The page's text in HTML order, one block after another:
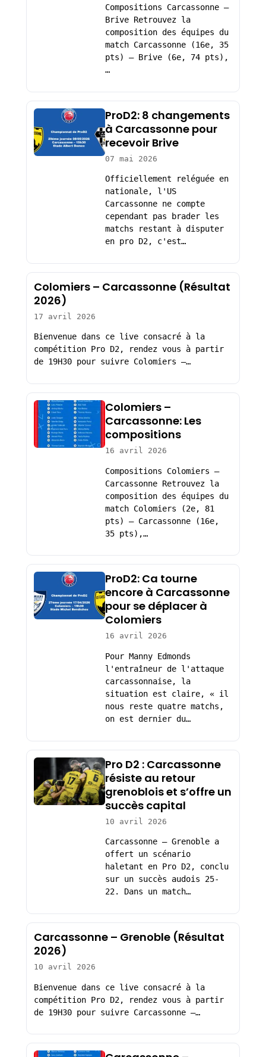
Compositions Carcassonne –
Brive Retrouvez la
composition des équipes du
match Carcassonne (16e, 35
pts) – Brive (6e, 74 pts),
…
ProD2: 8 changements
à Carcassonne pour
recevoir Brive
07 mai 2026
Officiellement reléguée en
nationale, l'US
Carcassonne ne compte
cependant pas brader les
matchs restant à disputer
en pro D2, c'est…
Colomiers – Carcassonne (Résultat
2026)
17 avril 2026
Bienvenue dans ce live consacré à la
compétition Pro D2, rendez vous à partir
de 19H30 pour suivre Colomiers –…
Colomiers –
Carcassonne: Les
compositions
16 avril 2026
Compositions Colomiers –
Carcassonne Retrouvez la
composition des équipes du
match Colomiers (2e, 81
pts) – Carcassonne (16e,
35 pts),…
ProD2: Ca tourne
encore à Carcassonne
pour se déplacer à
Colomiers
16 avril 2026
Pour Manny Edmonds
l'entraîneur de l'attaque
carcassonnaise, la
situation est claire, « il
nous reste quatre matchs,
on est dernier du…
Pro D2 : Carcassonne
résiste au retour
grenoblois et s’offre un
succès capital
10 avril 2026
Carcassonne – Grenoble a
offert un scénario
haletant en Pro D2, conclu
sur un succès audois 25-
22. Dans un match…
Carcassonne – Grenoble (Résultat
2026)
10 avril 2026
Bienvenue dans ce live consacré à la
compétition Pro D2, rendez vous à partir
de 19H30 pour suivre Carcassonne –…